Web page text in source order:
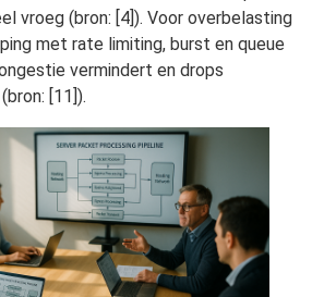
vroeg (bron: [4]). Voor overbelasting
met rate limiting, burst en queue
vermindert en drops
[11]).